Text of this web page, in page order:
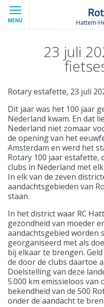
MENU Hattem-
23 juli
Rotary estafette, 23 juli
Dit jaar was het 100 jaar
Nederland kwam. En dat
Nederland niet zomaar
de opening van het
Amsterdam en werd het
Rotary 100 jaar estafette,
clubs in Nederland met
In elk van de zeven
aandachtsgebieden van
staan.
In het district waar RC
gezondheid van moeder
aandachtsgebied worden
georganiseerd met als
bij elkaar te brengen.
de door de clubs daartoe
Doelstelling van deze
5.000 km emissieloos van
bekendheid van de 500
onder de aandacht te